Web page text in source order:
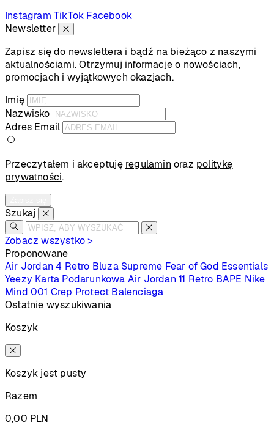
Instagram TikTok Facebook
Newsletter
Zapisz się do newslettera i bądź na bieżąco z naszymi
aktualnościami. Otrzymuj informacje o nowościach,
promocjach i wyjątkowych okazjach.
Imię
Nazwisko
Adres Email
Przeczytałem i akceptuję regulamin oraz politykę
prywatności.
Szukaj
Zobacz wszystko >
Proponowane
Air Jordan 4 Retro Bluza Supreme Fear of God Essentials
Yeezy Karta Podarunkowa Air Jordan 11 Retro BAPE Nike
Mind 001 Crep Protect Balenciaga
Ostatnie wyszukiwania
Koszyk
Koszyk jest pusty
Razem
0,00 PLN